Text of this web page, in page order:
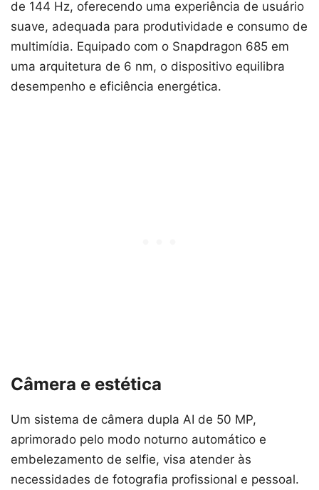
de 144 Hz, oferecendo uma experiência de usuário
suave, adequada para produtividade e consumo de
multimídia. Equipado com o Snapdragon 685 em
uma arquitetura de 6 nm, o dispositivo equilibra
desempenho e eficiência energética.
Câmera e estética
Um sistema de câmera dupla AI de 50 MP,
aprimorado pelo modo noturno automático e
embelezamento de selfie, visa atender às
necessidades de fotografia profissional e pessoal.